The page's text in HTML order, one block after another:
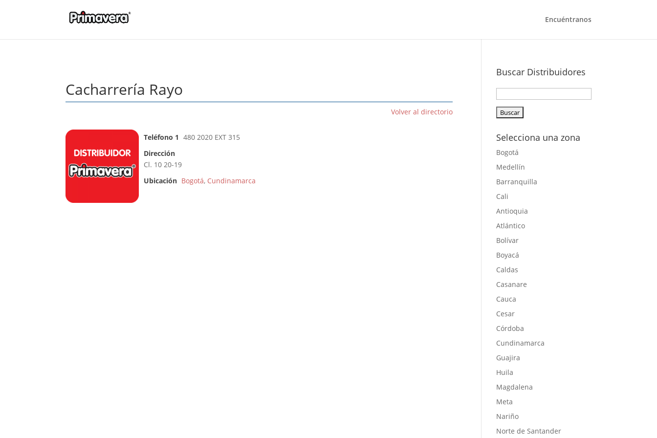
Encuéntranos
Cacharrería Rayo
Volver al directorio
Teléfono 1
480 2020 EXT 315
Dirección
Cl. 10 20-19
Ubicación Bogotá, Cundinamarca
Buscar Distribuidores
Selecciona una zona
Bogotá
Medellín
Barranquilla
Cali
Antioquia
Atlántico
Bolívar
Boyacá
Caldas
Casanare
Cauca
Cesar
Córdoba
Cundinamarca
Guajira
Huila
Magdalena
Meta
Nariño
Norte de Santander